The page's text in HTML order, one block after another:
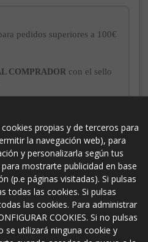
pedidos superiores a 100€
COMPRADOR con el sello
propias y de terceros para
la navegación web), para
y personalizarla según tus
mostrarte publicidad en base
(p.e páginas visitadas). Si pulsas
todas las cookies. Si pulsas
las cookies. Para administrar
COOKIES. Si no pulsas
se utilizará ninguna cookie y